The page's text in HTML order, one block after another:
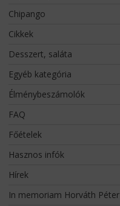
Chipango
Cikkek
Desszert, saláta
Egyéb kategória
Élménybeszámolók
FAQ
Főételek
Hasznos infók
Hírek
In memoriam Horváth Péter